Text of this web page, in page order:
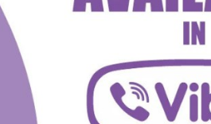
to protiv Partizana. Pitanje
se sastaju.
efikasan meč.